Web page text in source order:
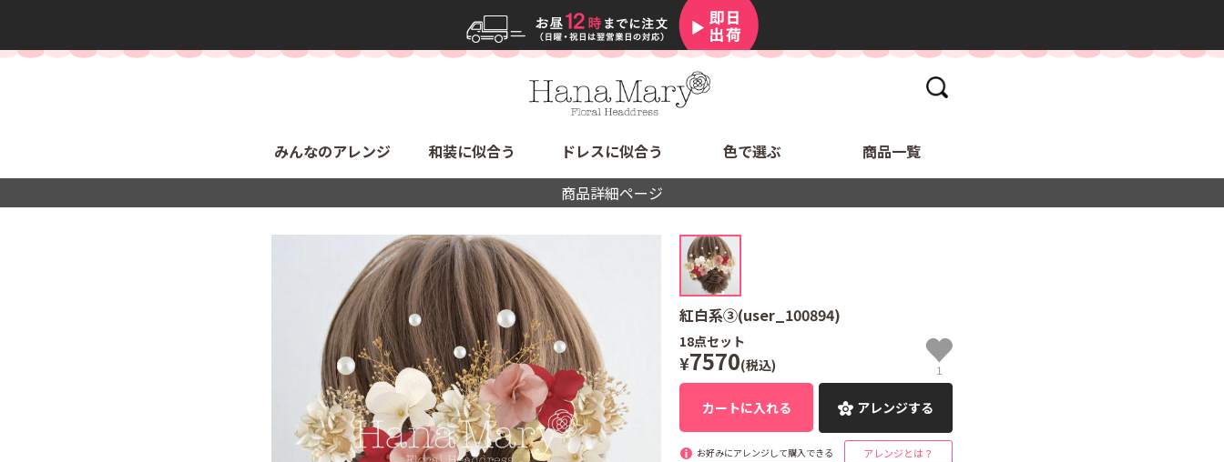
みんなのアレンジ 和装に似合う ドレスに似合う 色で選ぶ
商品一覧
商品詳細ページ
紅白系③(user_100894)
18点セット
¥7570(税込) 1
アレンジする
カートに入れる
お好みにアレンジして購入できる アレンジとは？